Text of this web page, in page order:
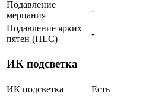
Подавление
мерцания
-
Подавление ярких
пятен (HLC)
-
ИК подсветка
ИК подсветка
Есть